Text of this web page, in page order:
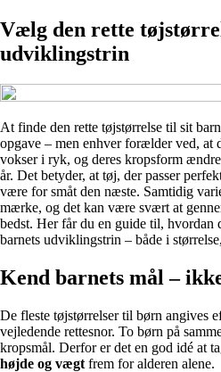
Vælg den rette
udviklingstrin
At finde den rette tøjstørrelse til sit
opgave – men enhver forælder ved, at
vokser i ryk, og deres kropsform
år. Det betyder, at tøj, der passer
være for småt den næste. Samtidig
mærke, og det kan være svært at
bedst. Her får du en guide til, hvordan
barnets udviklingstrin – både i
Kend barnets mål –
De fleste tøjstørrelser til børn angives
vejledende rettesnor. To børn på
kropsmål. Derfor er det en god idé at
højde og vægt frem for alderen alene.